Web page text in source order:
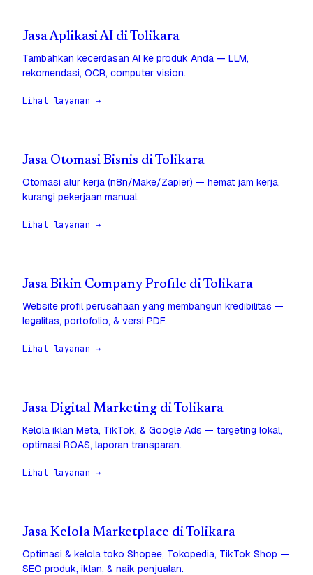
Jasa Aplikasi AI di Tolikara
Tambahkan kecerdasan AI ke produk Anda — LLM,
rekomendasi, OCR, computer vision.
Lihat layanan →
Jasa Otomasi Bisnis di Tolikara
Otomasi alur kerja (n8n/Make/Zapier) — hemat jam kerja,
kurangi pekerjaan manual.
Lihat layanan →
Jasa Bikin Company Profile di Tolikara
Website profil perusahaan yang membangun kredibilitas —
legalitas, portofolio, & versi PDF.
Lihat layanan →
Jasa Digital Marketing di Tolikara
Kelola iklan Meta, TikTok, & Google Ads — targeting lokal,
optimasi ROAS, laporan transparan.
Lihat layanan →
Jasa Kelola Marketplace di Tolikara
Optimasi & kelola toko Shopee, Tokopedia, TikTok Shop —
SEO produk, iklan, & naik penjualan.